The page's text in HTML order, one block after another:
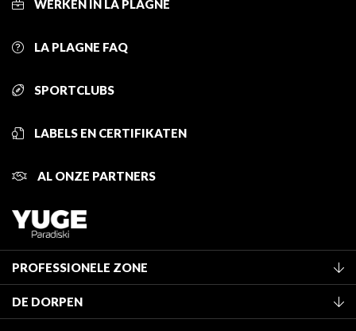
WERKEN IN LA PLAGNE
LA PLAGNE FAQ
SPORTCLUBS
LABELS EN CERTIFIKATEN
AL ONZE PARTNERS
PROFESSIONELE ZONE
Classificatie van de gemeubileerde accommodaties
DE DORPEN